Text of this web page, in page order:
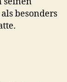
besonders